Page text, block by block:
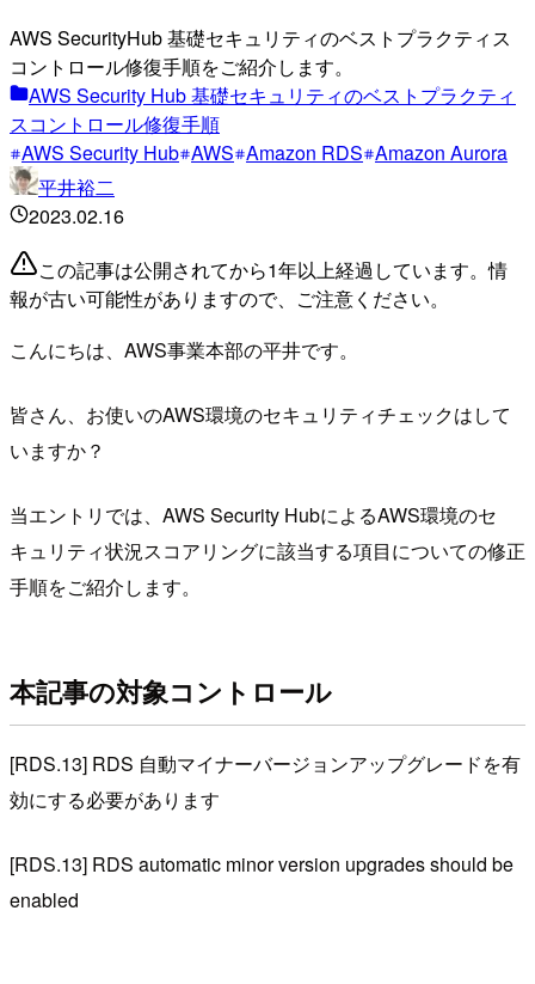
AWS SecurityHub 基礎セキュリティのベストプラクティス
コントロール修復手順をご紹介します。
AWS Security Hub 基礎セキュリティのベストプラクティ
スコントロール修復手順
AWS Security Hub AWS Amazon RDS Amazon Aurora
平井裕二
2023.02.16
この記事は公開されてから1年以上経過しています。情
報が古い可能性がありますので、ご注意ください。
こんにちは、AWS事業本部の平井です。
皆さん、お使いのAWS環境のセキュリティチェックはして
いますか？
当エントリでは、AWS Security HubによるAWS環境のセ
キュリティ状況スコアリングに該当する項目についての修正
手順をご紹介します。
本記事の対象コントロール
[RDS.13] RDS 自動マイナーバージョンアップグレードを有
効にする必要があります
[RDS.13] RDS automatic minor version upgrades should be
enabled